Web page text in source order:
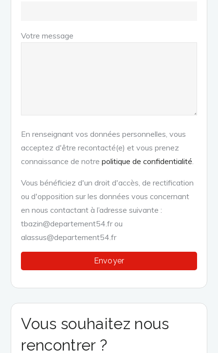
Votre message
En renseignant vos données personnelles, vous
acceptez d'être recontacté(e) et vous prenez
connaissance de notrepolitique de confidentialité
Vous bénéficiez d'un droit d'accès, de rectification
ou d'opposition sur les données vous concernant
en nous contactant à l’adresse suivante :
tbazin@departement54.fr ou
alassus@departement54.fr
Vous souhaitez nous
rencontrer ?